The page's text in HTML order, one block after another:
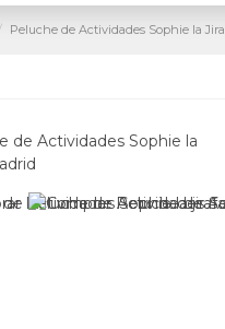
Peluche de Actividades Sophie la